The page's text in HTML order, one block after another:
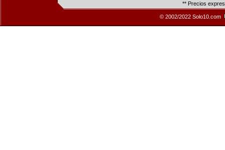
** Precios
© 2002/2022 Solo10.com